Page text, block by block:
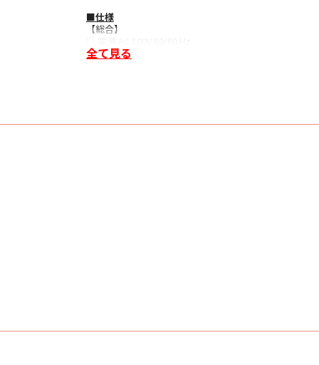
■仕様
【総合】
○ 消費電力/スタンバイ時の消費電力 220 W/約0.3 W
○ 付属品
全て見る